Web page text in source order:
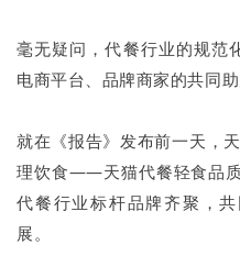
毫无疑问，代餐行业的规范
电商平台、品牌商家的共同助
就在《报告》发布前一天，
理饮食——天猫代餐轻食品质
代餐行业标杆品牌齐聚，
展。